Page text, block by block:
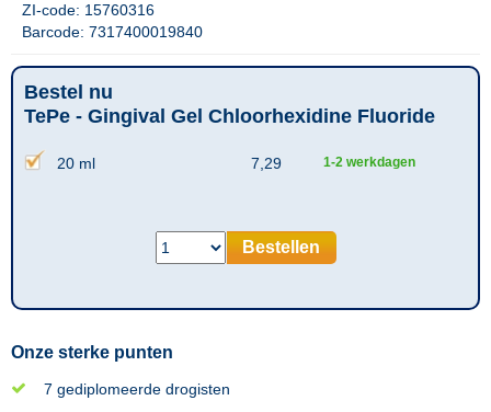
ZI-code: 15760316
Barcode: 7317400019840
Bestel nu
TePe - Gingival Gel Chloorhexidine Fluoride
20 ml 7,29 1-2 werkdagen
Bestellen
Onze sterke punten
7 gediplomeerde drogisten